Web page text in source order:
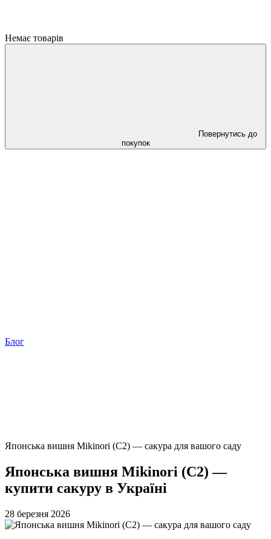
Немає товарів
Повернутись до
покупок
Блог
Японська вишня Mikinori (С2) — сакура для вашого саду
Японська вишня Mikinori (С2) —
купити сакуру в Україні
28 березня 2026